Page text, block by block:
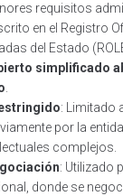
requisitos
en el Registro
del Estado
simplificado
: Limitado
por la
complejos.
: Utilizado
donde se